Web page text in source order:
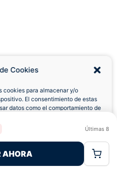
Cookies
cookies para almacenar y/o
El consentimiento de estas
datos como el comportamiento de
negativamente a ciertas
Privacidad
Últimas 8
AHORA
Devolución 7 Días
Ofertas Sin Límites